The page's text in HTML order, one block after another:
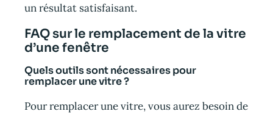
un résultat satisfaisant.
FAQ sur le remplacement de la vitre
d’une fenêtre
Quels outils sont nécessaires pour
remplacer une vitre ?
Pour remplacer une vitre, vous aurez besoin de